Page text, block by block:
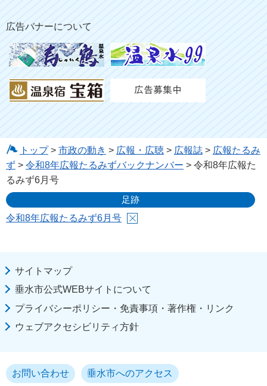
広告バナーについて
トップ> 市政の動き > 広報・広聴> 広報誌> 広報たるみ
ず > 令和8年広報たるみずバックナンバー > 令和8年広報た
るみず6月号
足跡
令和8年広報たるみず6月号
サイトマップ
垂水市公式WEBサイトについて
プライバシーポリシー・免責事項・著作権・リンク
ウェブアクセシビリティ方針
お問い合わせ 垂水市へのアクセス